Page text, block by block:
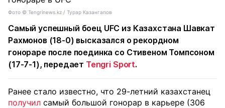
Фото ©️ Tengrinews.kz / Турар Казангапов
Самый успешный боец UFC из Казахстана Шавкат
Рахмонов (18-0) высказался о рекордном
гонораре после поединка со Стивеном Томпсоном
(17-7-1), передает Tengri Sport.
Ранее стало известно, что 29-летний казахстанец
получил самый большой гонорар в карьере (306